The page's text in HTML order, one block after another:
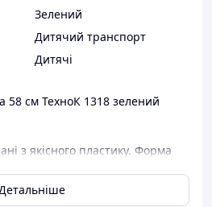
Зелений
Дитячий транспорт
Дитячі
58 см ТехноК 1318 зелений
з якісного пластику. Форма
їзду. Також дитину порадує
малюнок сніжинок на сидінні.